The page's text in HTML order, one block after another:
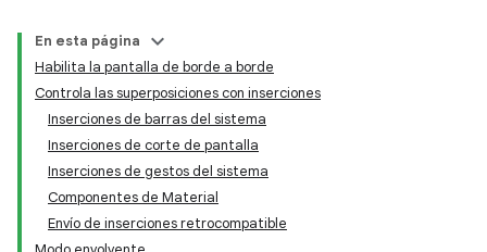
En esta página
Habilita la pantalla de borde a borde
Controla las superposiciones con inserciones
Inserciones de barras del sistema
Inserciones de corte de pantalla
Inserciones de gestos del sistema
Componentes de Material
Envío de inserciones retrocompatible